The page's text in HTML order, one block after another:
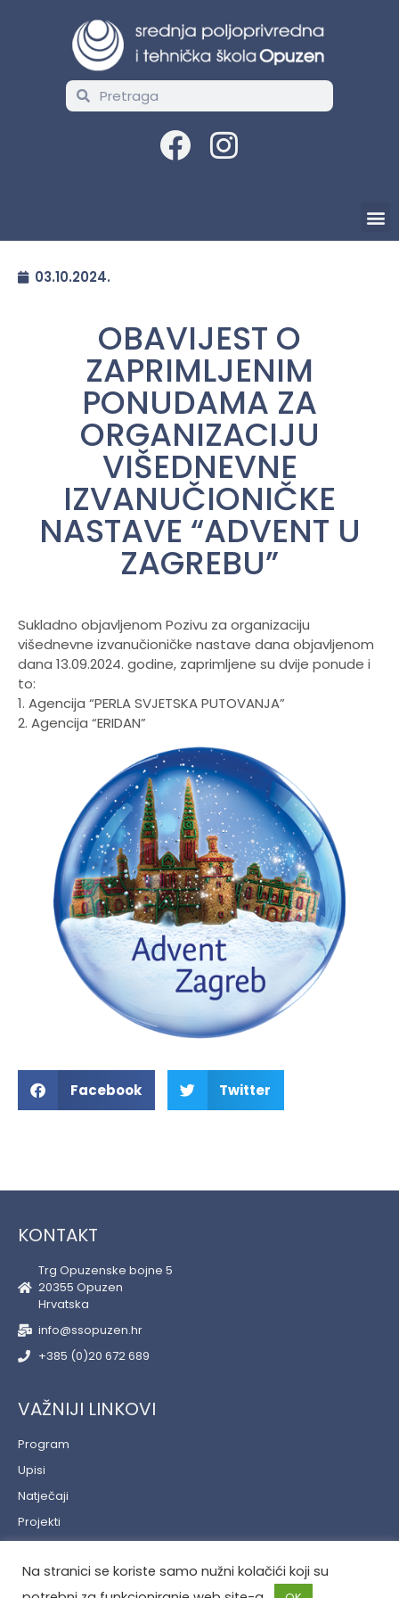
03.10.2024.
OBAVIJEST O
ZAPRIMLJENIM
PONUDAMA ZA
ORGANIZACIJU
VIŠEDNEVNE
IZVANUČIONIČKE
NASTAVE “ADVENT U
ZAGREBU”
Sukladno objavljenom Pozivu za organizaciju
višednevne izvanučioničke nastave dana objavljenom
dana 13.09.2024. godine, zaprimljene su dvije ponude i
to:
1. Agencija “PERLA SVJETSKA PUTOVANJA”
2. Agencija “ERIDAN”
Facebook Twitter
KONTAKT
Trg Opuzenske bojne 5
20355 Opuzen
Hrvatska
info@ssopuzen.hr
+385 (0)20 672 689
VAŽNIJI LINKOVI
Program
Upisi
Natječaji
Projekti
Politika privatnosti
Na stranici se koriste samo nužni kolačići koji su